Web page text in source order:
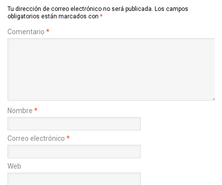
Tu dirección de correo electrónico no será publicada. Los campos
obligatorios están marcados con *
Comentario *
Nombre *
Correo electrónico *
Web